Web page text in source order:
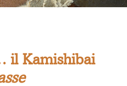
il Kamishibai